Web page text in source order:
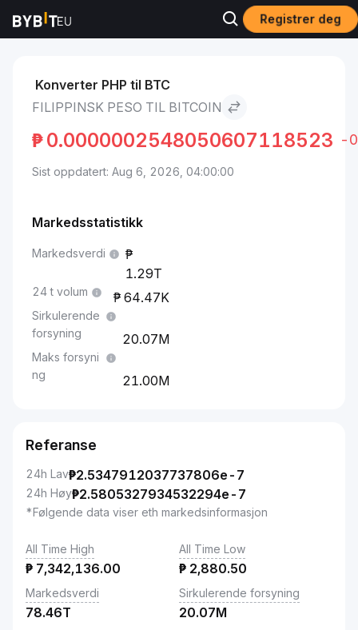
Registrer deg
Markeder Filippinsk peso to Bitcoin
Konverter PHP til BTC
FILIPPINSK PESO TIL BITCOIN
₱0.0000002548050607118523 -
Sist oppdatert: Aug 6, 2026, 04:00:00
Markedsstatistikk
Markedsverdi
1.29T
24 t volum 64.47K
Sirkulerende
forsyning
20.07M
Maks forsyni
ng
21.00M
Referanse
24h Lav₱2.5347912037737806e-7
24h Høy₱2.5805327934532294e-7
*Følgende data viser eth markedsinformasjon
All Time High
₱ 7,342,136.00
All Time Low
₱ 2,880.50
Markedsverdi
78.46T
Sirkulerende forsyning
20.07M